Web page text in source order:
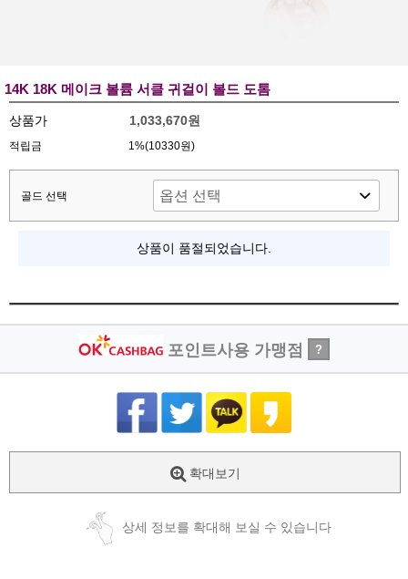
14K 18K 메이크 볼륨 서클 귀걸이 볼드 도톰
상품가 1,033,670원
적립금 1%(10330원)
골드 선택
상품이 품절되었습니다.
포인트사용 가맹점 ?
확대보기
상세 정보를 확대해 보실 수 있습니다